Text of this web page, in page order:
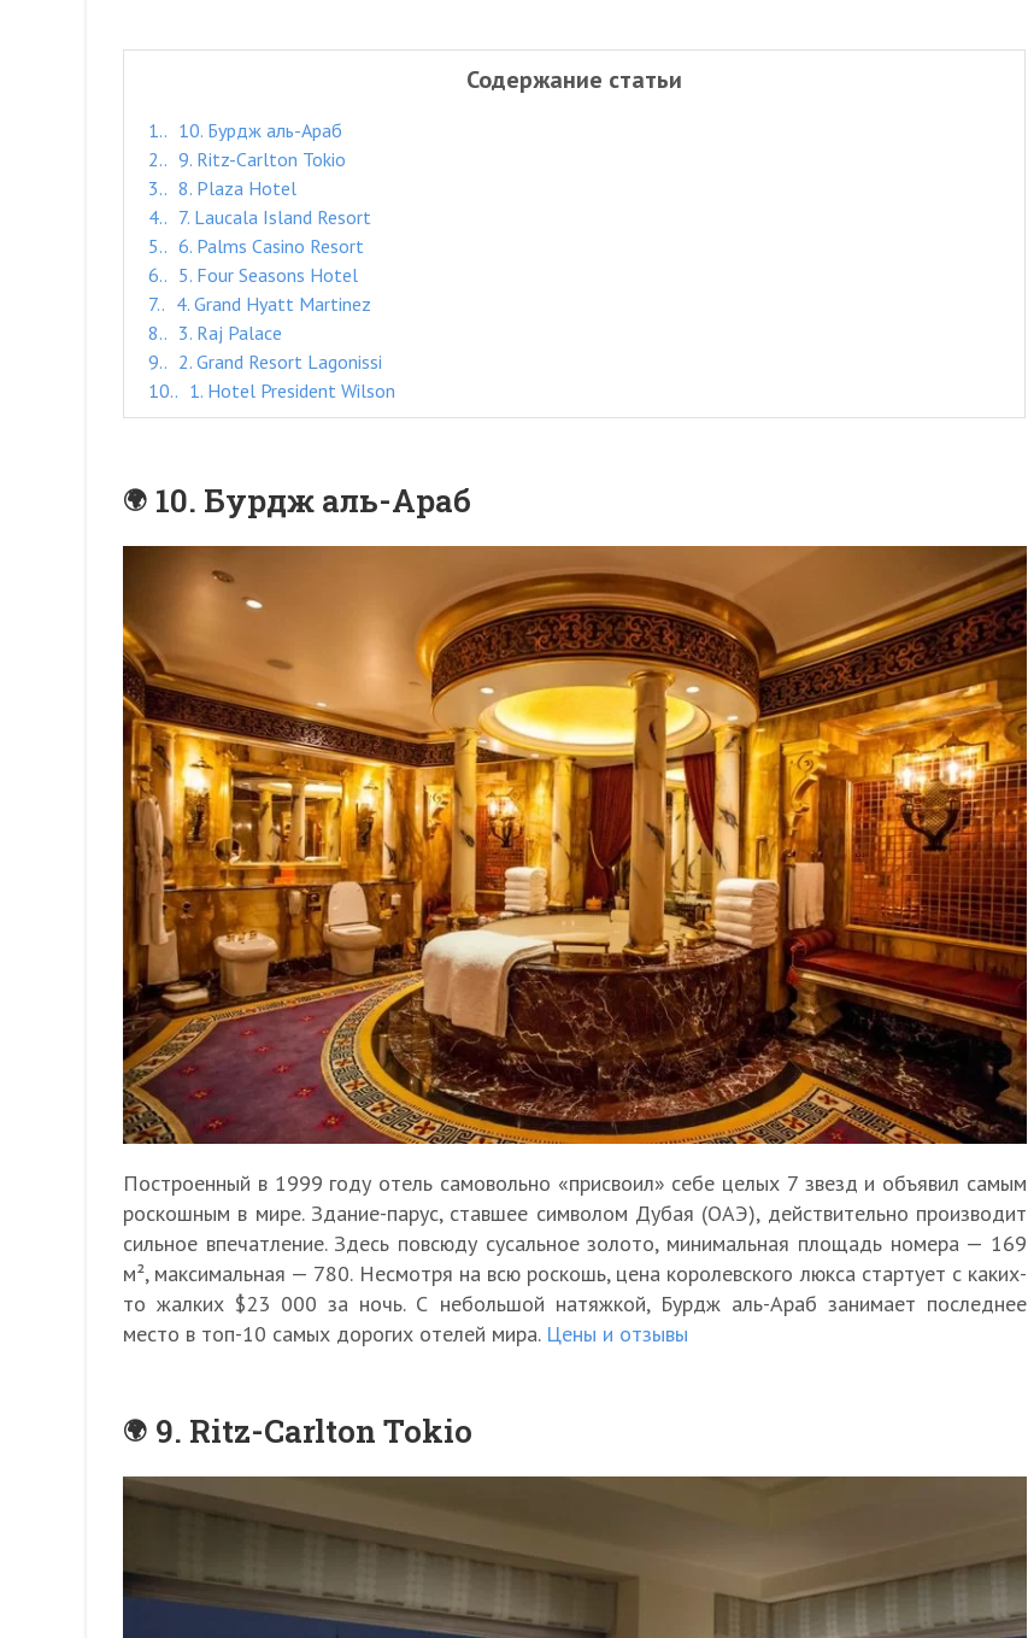
Содержание статьи
1.
10. Бурдж аль-Араб
2.
9. Ritz-Carlton Tokio
3.
8. Plaza Hotel
4.
7. Laucala Island Resort
5.
6. Palms Casino Resort
6.
5. Four Seasons Hotel
7.
4. Grand Hyatt Martinez
8.
3. Raj Palace
9.
2. Grand Resort Lagonissi
10.
1. Hotel President Wilson
10. Бурдж аль-Араб
Построенный в 1999 году отель самовольно «присвоил» себе целых 7 звезд и объявил самым
роскошным в мире. Здание-парус, ставшее символом Дубая (ОАЭ), действительно производит
сильное впечатление. Здесь повсюду сусальное золото, минимальная площадь номера — 169
м², максимальная — 780. Несмотря на всю роскошь, цена королевского люкса стартует с каких-
то жалких $23 000 за ночь. С небольшой натяжкой, Бурдж аль-Араб занимает последнее
место в топ-10 самых дорогих отелей мира. Цены и отзывы
9. Ritz-Carlton Tokio